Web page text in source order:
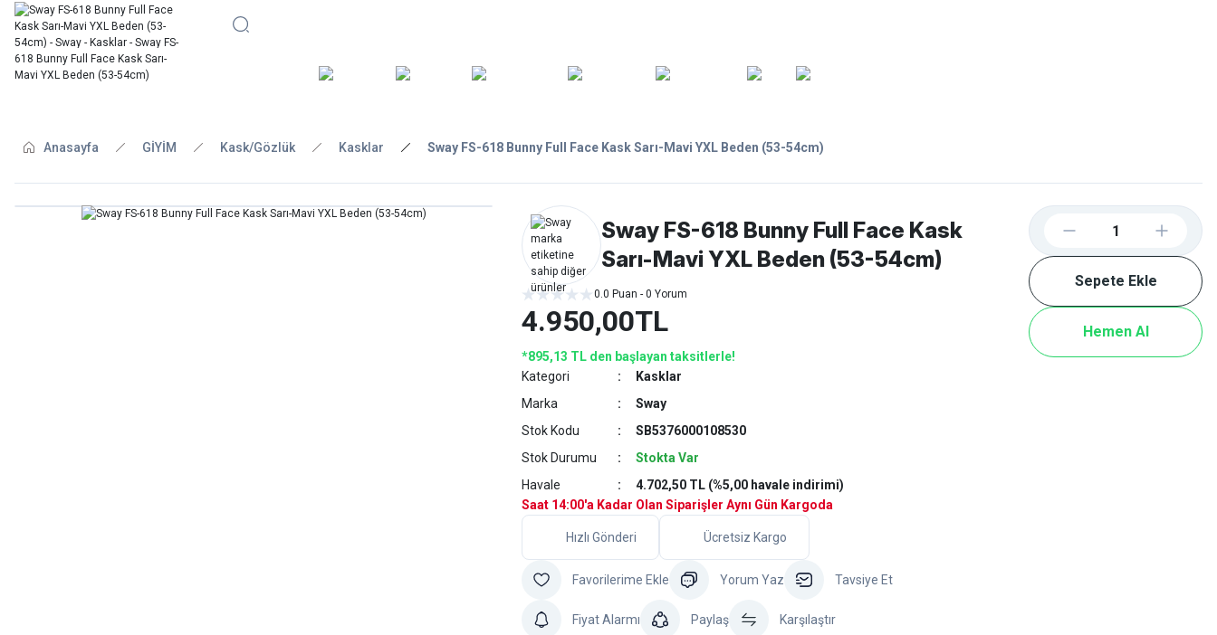
BİSİKLET AKSESUARLAR ASKI/TAŞIMA TAMİR/BAKIM GİYİM
Anasayfa GİYİM Kask/Gözlük Kasklar Sway FS-618 Bunny Full Face Kask Sarı-Mavi YXL Beden (53-54cm)
Sway FS-618 Bunny Full Face Kask
Sarı-Mavi YXL Beden (53-54cm)
0.0 Puan - 0 Yorum
4.950,00TL
*895,13 TL den başlayan taksitlerle!
Kategori
Kasklar
Marka
Sway
Stok Kodu
SB5376000108530
Stok Durumu
Stokta Var
Havale
4.702,50 TL (%5,00 havale indirimi)
Saat 14:00'a Kadar Olan Siparişler Aynı Gün Kargoda
Hızlı Gönderi Ücretsiz Kargo
Yorum Yaz Tavsiye Et
Fiyat Alarmı Paylaş Karşılaştır
Sepete Ekle
Hemen Al